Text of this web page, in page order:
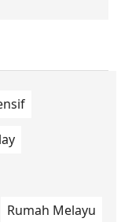
Rumah Melayu